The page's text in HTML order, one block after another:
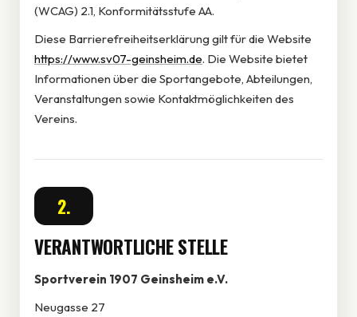
(WCAG) 2.1, Konformitätsstufe AA.
Diese Barrierefreiheitserklärung gilt für die Website
https://www.sv07-geinsheim.de. Die Website bietet
Informationen über die Sportangebote, Abteilungen,
Veranstaltungen sowie Kontaktmöglichkeiten des
Vereins.
2.
VERANTWORTLICHE STELLE
Sportverein 1907 Geinsheim e.V.
Neugasse 27